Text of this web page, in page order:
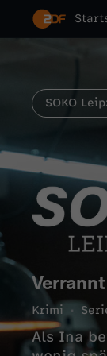
SOKO
Krimi
Als Ina